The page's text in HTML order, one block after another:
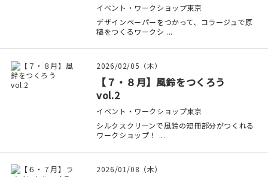
イベント・ワークショップ東京
デザインペーパーをつかって、コラージュで原
稿をつくるワークシ ...
2026/02/05（木）
【７・８月】風鈴をつくろう
vol.2
イベント・ワークショップ東京
シルクスクリーンで風鈴の短冊部分がつくれる
ワークショップ！ ...
2026/01/08（木）